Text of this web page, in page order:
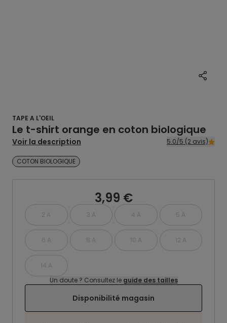
TAPE A L'OEIL
Le t-shirt orange en coton biologique
Voir la description 5.0/5 (2 avis)
COTON BIOLOGIQUE
3,99 €
2 A 3 A 4 A 5 A
6 A 8 A 10 A 12 A
14 A
Un doute ? Consultez le guide des tailles
Disponibilité magasin